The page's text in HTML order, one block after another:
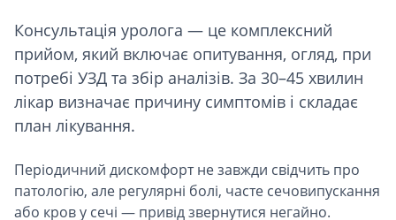
Консультація уролога — це комплексний
прийом, який включає опитування, огляд, при
потребі УЗД та збір аналізів. За 30–45 хвилин
лікар визначає причину симптомів і складає
план лікування.
Періодичний дискомфорт не завжди свідчить про
патологію, але регулярні болі, часте сечовипускання
або кров у сечі — привід звернутися негайно.